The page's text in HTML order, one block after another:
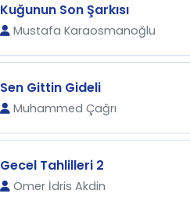
Kuğunun Son Şarkısı
Mustafa Karaosmanoğlu
Sen Gittin Gideli
Muhammed Çağrı
Gecel Tahlilleri 2
Ömer İdris Akdin